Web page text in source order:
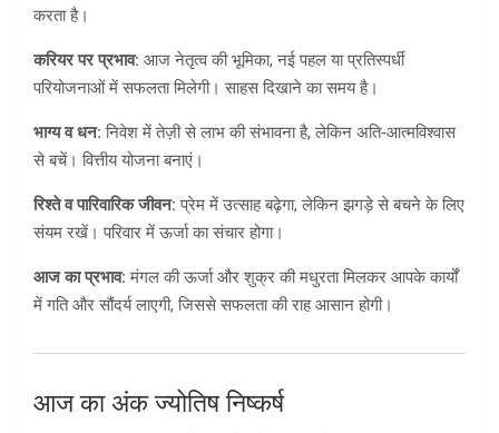
करता है।
करियर पर प्रभाव: आज नेतृत्व की भूमिका, नई पहल या प्रतिस्पर्धी
परियोजनाओं में सफलता मिलेगी। साहस दिखाने का समय है।
भाग्य व धन: निवेश में तेज़ी से लाभ की संभावना है, लेकिन अति‑आत्मविश्वास
से बचें। वित्तीय योजना बनाएं।
रिश्ते व पारिवारिक जीवन: प्रेम में उत्साह बढ़ेगा, लेकिन झगड़े से बचने के लिए
संयम रखें। परिवार में ऊर्जा का संचार होगा।
आज का प्रभाव: मंगल की ऊर्जा और शुक्र की मधुरता मिलकर आपके कार्यों
में गति और सौंदर्य लाएगी, जिससे सफलता की राह आसान होगी।
आज का अंक ज्योतिष निष्कर्ष